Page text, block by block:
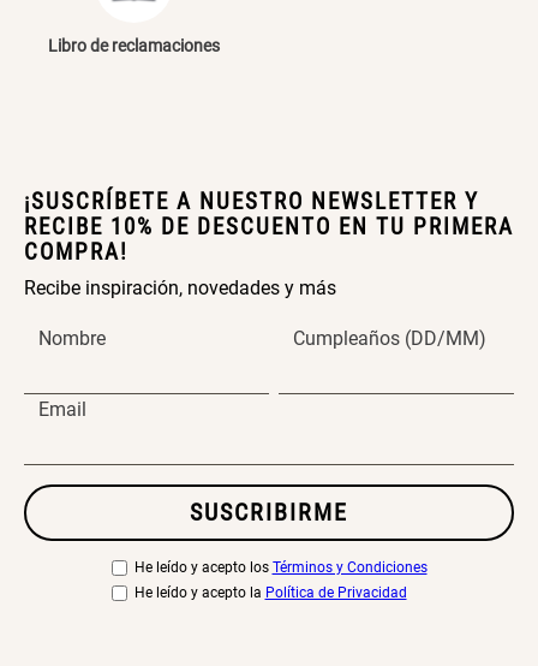
Libro de reclamaciones
¡SUSCRÍBETE A NUESTRO NEWSLETTER Y
RECIBE 10% DE DESCUENTO EN TU PRIMERA
COMPRA!
Recibe inspiración, novedades y más
Nombre Cumpleaños (DD/MM)
Email
SUSCRIBIRME
He leído y acepto los Términos y Condiciones
He leído y acepto la Política de Privacidad
Cama Nido Grande para Perros
Canasto Bambú
S/ 35.90